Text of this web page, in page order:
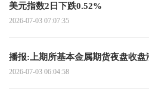
美元指数2日下跌0.52%
2026-07-03 07:07:35
播报:上期所基本金属期货夜盘收
2026-07-03 06:04:58